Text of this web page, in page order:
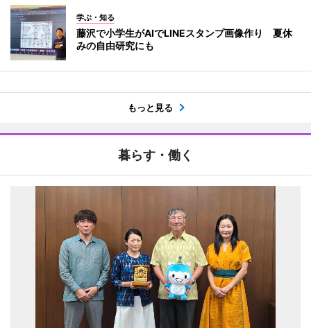
学ぶ・知る
藤沢で小学生がAIでLINEスタンプ画像作り 夏休
みの自由研究にも
もっと見る
暮らす・働く